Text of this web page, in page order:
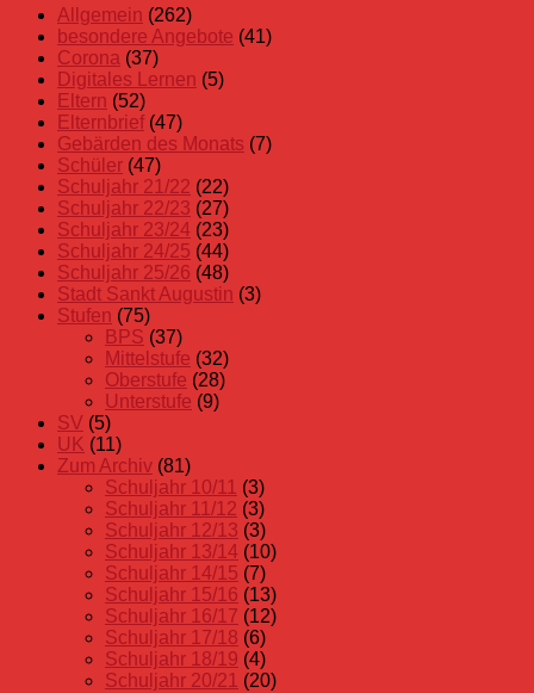
Allgemein (262)
besondere Angebote (41)
Corona (37)
Digitales Lernen (5)
Eltern (52)
Elternbrief(47)
Gebärden des Monats (7)
Schüler (47)
Schuljahr 21/22 (22)
Schuljahr 22/23 (27)
Schuljahr 23/24 (23)
Schuljahr 24/25 (44)
Schuljahr 25/26 (48)
Stadt Sankt Augustin (3)
Stufen (75)
BPS (37)
Mittelstufe (32)
Oberstufe (28)
Unterstufe (9)
SV (5)
UK (11)
Zum Archiv (81)
Schuljahr 10/11 (3)
Schuljahr 11/12 (3)
Schuljahr 12/13 (3)
Schuljahr 13/14 (10)
Schuljahr 14/15 (7)
Schuljahr 15/16 (13)
Schuljahr 16/17 (12)
Schuljahr 17/18 (6)
Schuljahr 18/19 (4)
Schuljahr 20/21 (20)